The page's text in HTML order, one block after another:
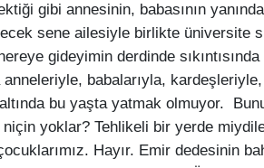
gibi annesinin, babasının
sene ailesiyle birlikte üniversite
gideyimin derdinde
anneleriyle, babalarıyla,
bu yaşta yatmak olmuyor.
yoklar? Tehlikeli bir yerde
Hayır. Emir dedesinin